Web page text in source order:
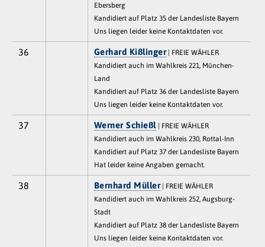
Ebersberg
Kandidiert auf Platz 35 der Landesliste Bayern
Uns liegen leider keine Kontaktdaten vor.
36 Gerhard Kißlinger| FREIE WÄHLER
Kandidiert auch im Wahlkreis 221, München-
Land
Kandidiert auf Platz 36 der Landesliste Bayern
Uns liegen leider keine Kontaktdaten vor.
37 Werner Schießl| FREIE WÄHLER
Kandidiert auch im Wahlkreis 230, Rottal-Inn
Kandidiert auf Platz 37 der Landesliste Bayern
Hat leider keine Angaben gemacht.
38 Bernhard Müller| FREIE WÄHLER
Kandidiert auch im Wahlkreis 252, Augsburg-
Stadt
Kandidiert auf Platz 38 der Landesliste Bayern
Uns liegen leider keine Kontaktdaten vor.